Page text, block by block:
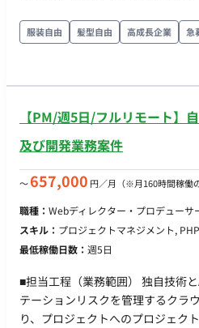
・開発メンバー：10名 ※全員がフ
ます。 ■開発環境 ・プログラミング言語：PHP, JavaScript, SQL
・FW：Laravel, Vue.js, jQuery ・
ラ：AWS ■働き方 ・平日1日8時間勤務の固定精算 ↳例えば、平
超過（1日8時間を基準として）し
した場合も別日で補填するという
契約期間：初回1ヶ月（双方合意
服装自由 髪型自由 高成長企業 急
【PM/週5日/フルリモート】
及び開発業務案件
〜657,000 円／月 （※月160時間稼働
職種： Webディレクター・プロデューサ
スキル： プロジェクトマネジメント, PHP
最低稼働日数： 週5日
■担当工程（業務範囲） 独自技術
テーションリスクを管理するクラ
り、プロジェクトへのプロジェク